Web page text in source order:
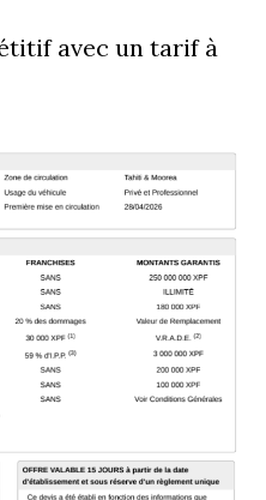
avec un tarif à